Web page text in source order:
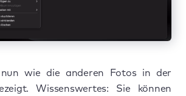
wie die anderen Fotos in der
Wissenswertes: Sie können